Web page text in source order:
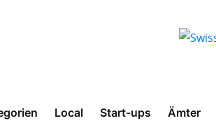
Local Start-ups Ämter